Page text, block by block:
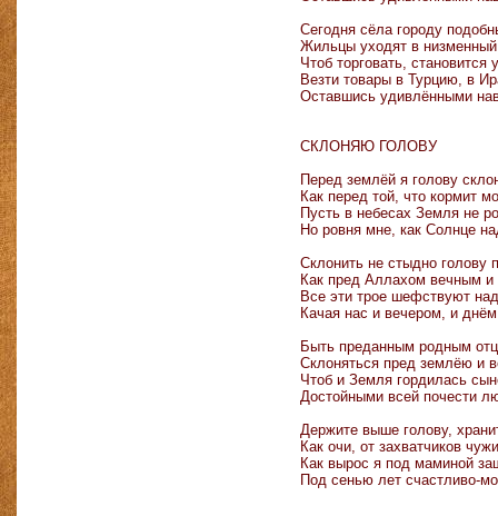
Сегодня сёла городу
Жильцы уходят в
Чтоб торговать, становится
Везти товары в Турцию, в
Оставшись удивлёнными
СКЛОНЯЮ ГОЛОВУ
Перед землёй я голову
Как перед той, что кормит
Пусть в небесах Земля не
Но ровня мне, как Солнце
Склонить не стыдно голову
Как пред Аллахом вечным и
Все эти трое шефствуют
Качая нас и вечером, и
Быть преданным родным
Склоняться пред землёю и
Чтоб и Земля гордилась
Достойными всей почести
Держите выше голову,
Как очи, от захватчиков
Как вырос я под маминой
Под сенью лет счастливо-